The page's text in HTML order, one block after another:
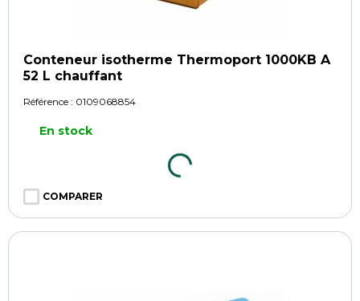
Conteneur isotherme Thermoport 1000KB A
52 L chauffant
Référence : 0109068854
En stock
COMPARER